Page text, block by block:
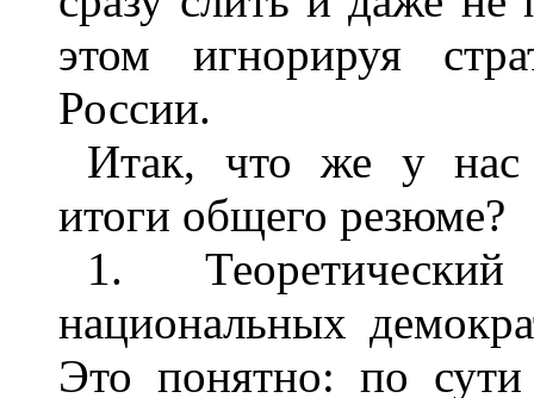
этом игнорируя
России.
Итак, что же у нас
итоги общего резюме?
1.
национальных
Это понятно: по